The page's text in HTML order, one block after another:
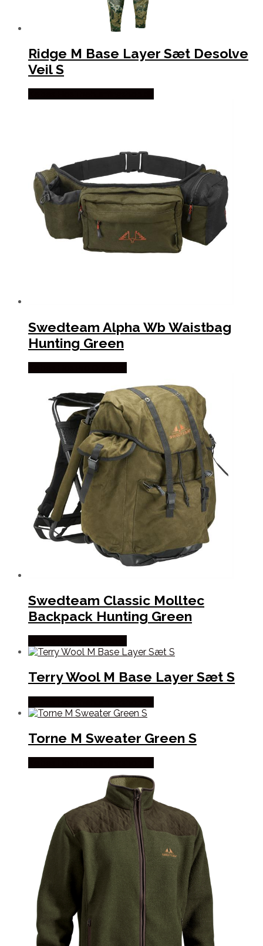
Ridge M Base Layer Sæt Desolve
Veil S
Swedteam Alpha Wb Waistbag
Hunting Green
Swedteam Classic Molltec
Backpack Hunting Green
Terry Wool M Base Layer Sæt S
Torne M Sweater Green S